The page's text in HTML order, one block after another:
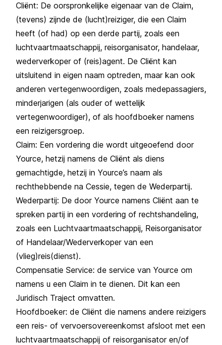
Cliënt: De oorspronkelijke eigenaar van de Claim,
(tevens) zijnde de (lucht)reiziger, die een Claim
heeft (of had) op een derde partij, zoals een
luchtvaartmaatschappij, reisorganisator, handelaar,
wederverkoper of (reis)agent. De Cliënt kan
uitsluitend in eigen naam optreden, maar kan ook
anderen vertegenwoordigen, zoals medepassagiers,
minderjarigen (als ouder of wettelijk
vertegenwoordiger), of als hoofdboeker namens
een reizigersgroep.
Claim: Een vordering die wordt uitgeoefend door
Yource, hetzij namens de Cliënt als diens
gemachtigde, hetzij in Yource’s naam als
rechthebbende na Cessie, tegen de Wederpartij.
Wederpartij: De door Yource namens Cliënt aan te
spreken partij in een vordering of rechtshandeling,
zoals een Luchtvaartmaatschappij, Reisorganisator
of Handelaar/Wederverkoper van een
(vlieg)reis(dienst).
Compensatie Service: de service van Yource om
namens u een Claim in te dienen. Dit kan een
Juridisch Traject omvatten.
Hoofdboeker: de Cliënt die namens andere reizigers
een reis- of vervoersovereenkomst afsloot met een
luchtvaartmaatschappij of reisorganisator en/of